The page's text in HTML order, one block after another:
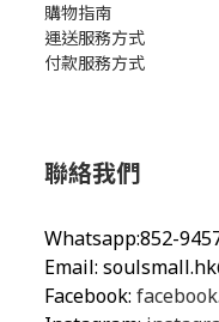
購物指南
運送服務方式
付款服務方式
聯絡我們
Whatsapp:852-
Email:
Facebook: